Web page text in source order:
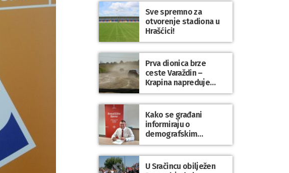
Sve spremno za
otvorenje stadiona u
Hrašćici!
Prva dionica brze
ceste Varaždin –
Krapina napreduje
prema planu
Kako se građani
informiraju o
demografskim
mjerama? Sudjelujte u
istraživanju!
U Sračincu obilježen